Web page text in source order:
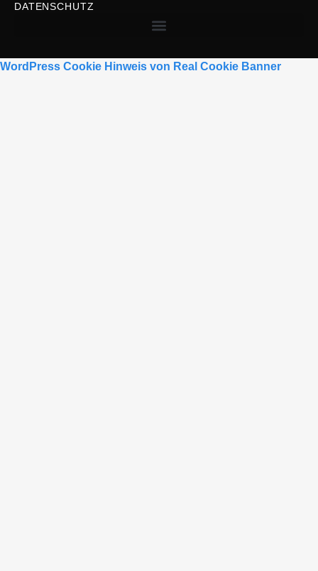
DATENSCHUTZ
WordPress Cookie Hinweis von Real Cookie Banner